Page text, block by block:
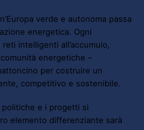
verde e autonoma passa
energetica. Ogni
intelligenti all’accumulo,
energetiche –
per costruire un
competitivo e sostenibile.
e i progetti si
elemento differenziante sarà